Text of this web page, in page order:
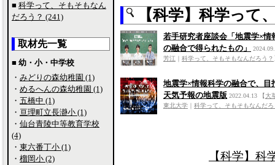
【科学】科学って
若手研究者座談会「地震学×情
の融合で得られたもの」
芳江
科学って、そもそもなんだろう？
地震学×情報科学の融合で、目
天気予報の地震版 2022.04.13 【大
東北大学
科学って、そもそもなんだろ
【科学】
■ 科学って、そもそもなん
だろう？ (241)
取材先一覧
■ 幼・小・中学校
・ みどりの森幼稚園 (1)
・ めるへんの森幼稚園 (1)
・ 五橋中 (1)
・ 亘理町立長瀞小 (1)
・ 仙台青陵中等教育学校
(4)
・ 東六番丁小 (1)
・ 榴岡小 (2)